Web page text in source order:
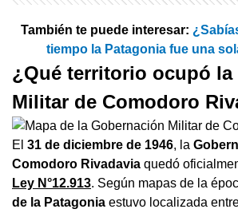
También te puede interesar:
tiempo la Patagonia fue una
¿Qué territorio ocupó la
Militar de Comodoro
El 31 de diciembre de 1946, la
Comodoro Rivadavia quedó
Ley N°12.913. Según mapas de la
de la Patagonia estuvo localizada